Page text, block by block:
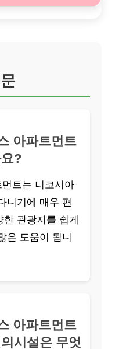
아파트먼트
?
트는 니코시아
니기에 매우 편
관광지를 쉽게
은 도움이 됩니
아파트먼트
시설은 무엇